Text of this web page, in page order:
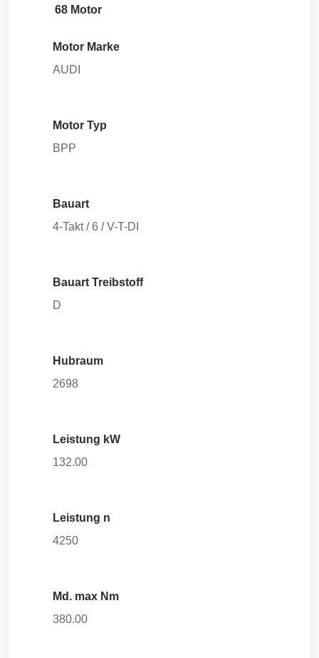
68 Motor
Motor Marke
AUDI
Motor Typ
BPP
Bauart
4-Takt / 6 / V-T-DI
Bauart Treibstoff
D
Hubraum
2698
Leistung kW
132.00
Leistung n
4250
Md. max Nm
380.00